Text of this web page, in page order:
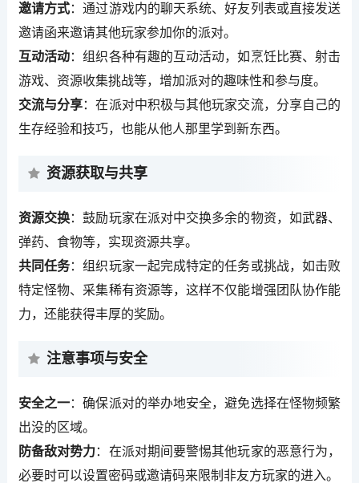
邀请方式：通过游戏内的聊天系统、好友列表或直接发送
邀请函来邀请其他玩家参加你的派对。
互动活动：组织各种有趣的互动活动，如烹饪比赛、射击
游戏、资源收集挑战等，增加派对的趣味性和参与度。
交流与分享：在派对中积极与其他玩家交流，分享自己的
生存经验和技巧，也能从他人那里学到新东西。
资源获取与共享
资源交换：鼓励玩家在派对中交换多余的物资，如武器、
弹药、食物等，实现资源共享。
共同任务：组织玩家一起完成特定的任务或挑战，如击败
特定怪物、采集稀有资源等，这样不仅能增强团队协作能
力，还能获得丰厚的奖励。
注意事项与安全
安全之一：确保派对的举办地安全，避免选择在怪物频繁
出没的区域。
防备敌对势力：在派对期间要警惕其他玩家的恶意行为，
必要时可以设置密码或邀请码来限制非友方玩家的进入。